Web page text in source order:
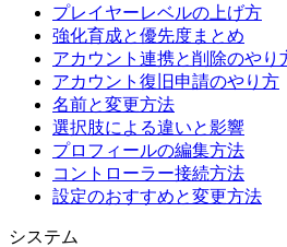
プレイヤーレベルの上げ方
強化育成と優先度まとめ
アカウント連携と削除のやり
アカウント復旧申請のやり方
名前と変更方法
選択肢による違いと影響
プロフィールの編集方法
コントローラー接続方法
設定のおすすめと変更方法
システム